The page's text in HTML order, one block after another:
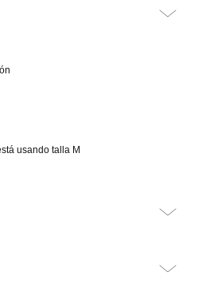
usando talla M
comodidad y estilo casual